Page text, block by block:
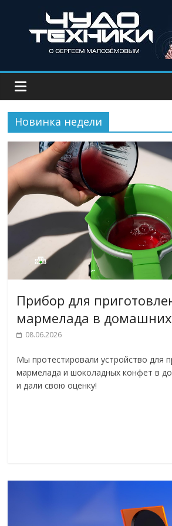
Новинка недели
Прибор для
мармелада в домашних
08.06.2026
Мы протестировали устройство для
мармелада и шоколадных конфет в
и дали свою оценку!